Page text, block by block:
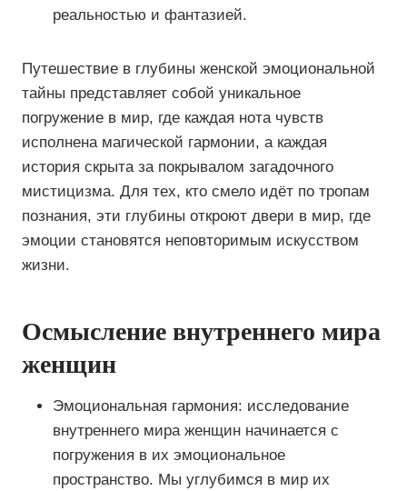
реальностью и фантазией.
Путешествие в глубины женской эмоциональной
тайны представляет собой уникальное
погружение в мир, где каждая нота чувств
исполнена магической гармонии, а каждая
история скрыта за покрывалом загадочного
мистицизма. Для тех, кто смело идёт по тропам
познания, эти глубины откроют двери в мир, где
эмоции становятся неповторимым искусством
жизни.
Осмысление внутреннего мира
женщин
Эмоциональная гармония: исследование
внутреннего мира женщин начинается с
погружения в их эмоциональное
пространство. Мы углубимся в мир их